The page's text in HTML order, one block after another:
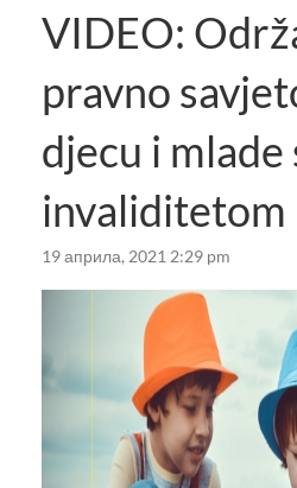
VIDEO:
pravno
djecu i mlade
invaliditetom
19 априла, 2021 2:29 pm